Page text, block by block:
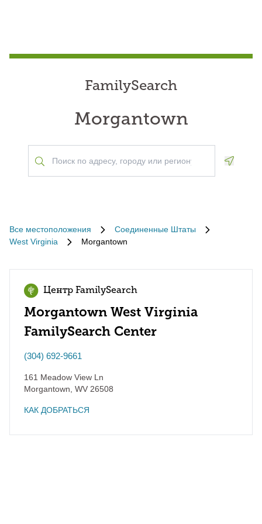
FamilySearch
Morgantown
Все местоположения
Соединенные Штаты
West Virginia
Morgantown
Центр FamilySearch
Morgantown West Virginia
FamilySearch Center
(304) 692-9661
161 Meadow View Ln
Morgantown WV 26508
КАК ДОБРАТЬСЯ